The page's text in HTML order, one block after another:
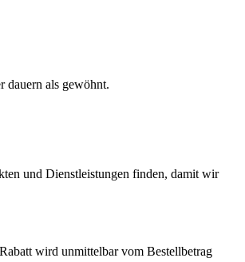
dauern als gewöhnt.
und Dienstleistungen finden, damit wir
wird unmittelbar vom Bestellbetrag